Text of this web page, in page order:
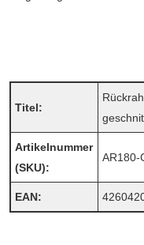
Titel:
Artikelnummer
(SKU):
AR180-
EAN: